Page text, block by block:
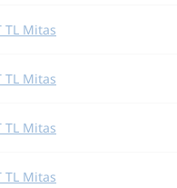
TL Mitas
TL Mitas
TL Mitas
TL Mitas